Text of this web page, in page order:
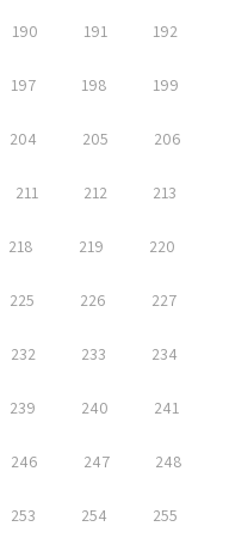
190 191 192
197 198 199
204 205 206
211 212 213
218 219 220
225 226 227
232 233 234
239 240 241
246 247 248
253 254 255